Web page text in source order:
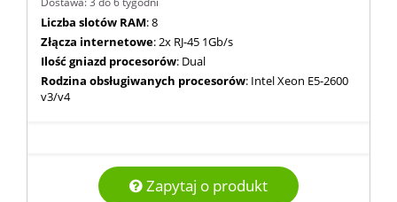
Liczba slotów RAM: 8
Złącza internetowe: 2x RJ-45 1Gb/s
Ilość gniazd procesorów: Dual
Rodzina obsługiwanych procesorów: Intel Xeon E5-2600
v3/v4
Zapytaj o produkt